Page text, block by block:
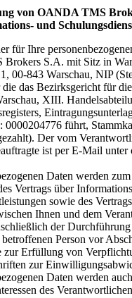
von OANDA TMS
und
für Ihre
S.A. mit Sitz in
00-843 Warschau, NIP
das Bezirksgericht für
XIII.
0000204776 führt,
Der vom
ist per E-Mail unter
Daten werden
Vertrags über
sowie des
Ihnen und dem
der
Person vor
zur Erfüllung von
zur
Daten werden
des